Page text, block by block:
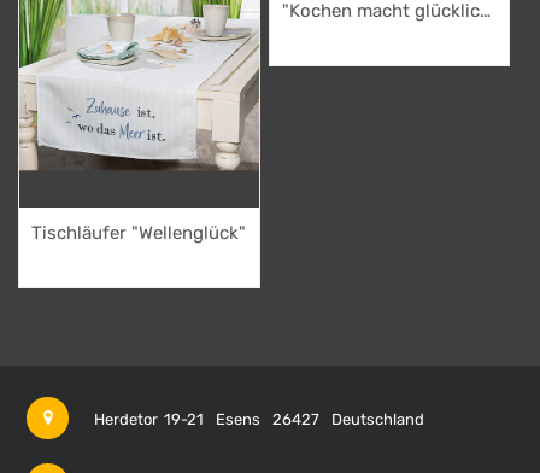
Tischläufer "Wellenglück"
"Kochen macht glücklich
Rezeptbuch zum
Herdetor 19-21 Esens 26427 Deutschland